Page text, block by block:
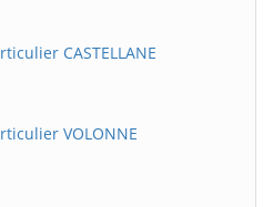
CASTELLANE
VOLONNE